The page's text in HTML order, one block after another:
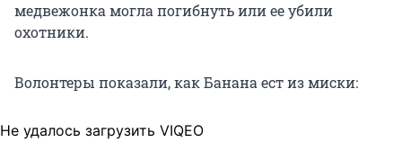
медвежонка могла погибнуть или ее убили
охотники.
Волонтеры показали, как Банана ест из миски:
Не удалось загрузить VIQEO